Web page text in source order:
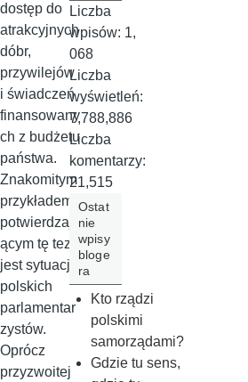
dostęp do
atrakcyjnych
dóbr,
przywilejów
i świadczeń
finansowany
ch z budżetu
państwa.
Znakomitym
przykładem
potwierdzaj
ącym tę tezę
jest sytuacja
polskich
parlamentar
zystów.
Oprócz
przyzwoitej
Liczba
wpisów: 1,
068
Liczba
wyświetleń:
7,788,886
Liczba
komentarzy:
21,515
Ostat
nie
wpisy
bloge
ra
Kto rządzi
polskimi
samorządami?
Gdzie tu sens,